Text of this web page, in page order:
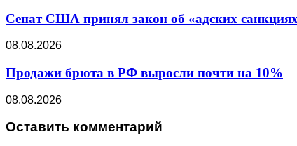
Сенат США принял закон об «адских
08.08.2026
Продажи брюта в РФ выросли почти на 10%
08.08.2026
Оставить комментарий